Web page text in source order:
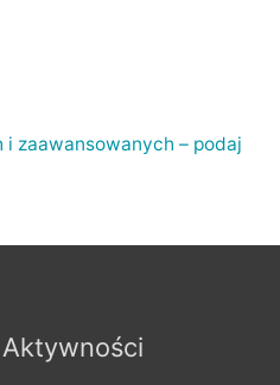
zaawansowanych – podaj